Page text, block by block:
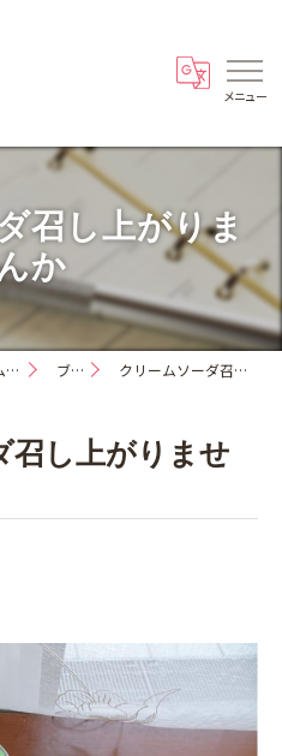
召し上がりま
か
八王子の介護付有料老人ホーム・アルジャンメゾン紅梅 ブログ クリームソーダ召し上がりませんか
召し上がりませ